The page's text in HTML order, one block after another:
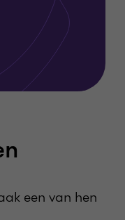
een van hen